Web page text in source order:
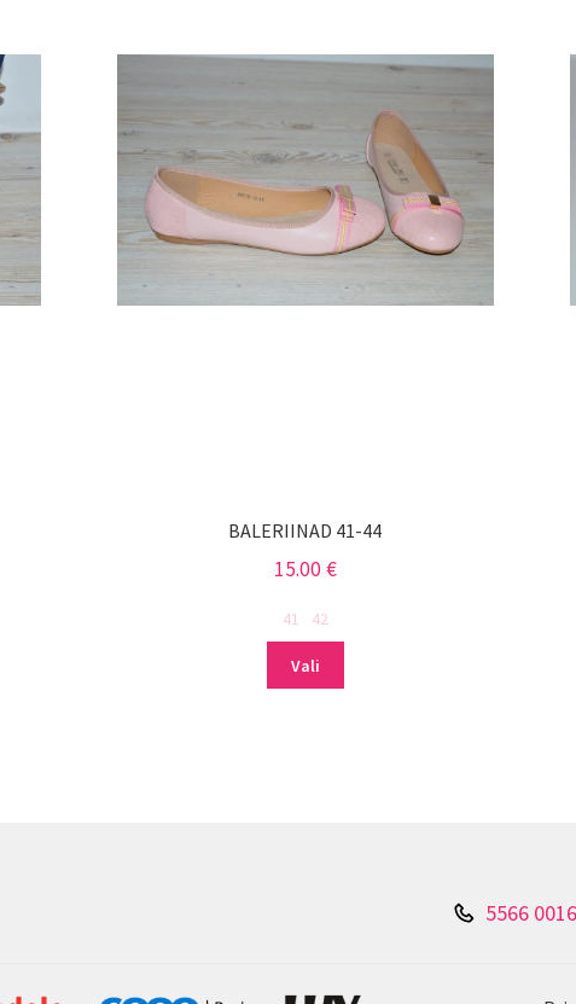
BALERIINAD 41-44
15.00€
41 42
Vali
5566 0016